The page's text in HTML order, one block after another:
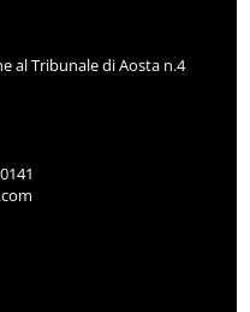
al Tribunale di Aosta n.4